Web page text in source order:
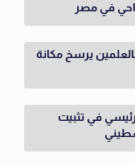
في مصر
يرسخ مكانة
في تثبيت